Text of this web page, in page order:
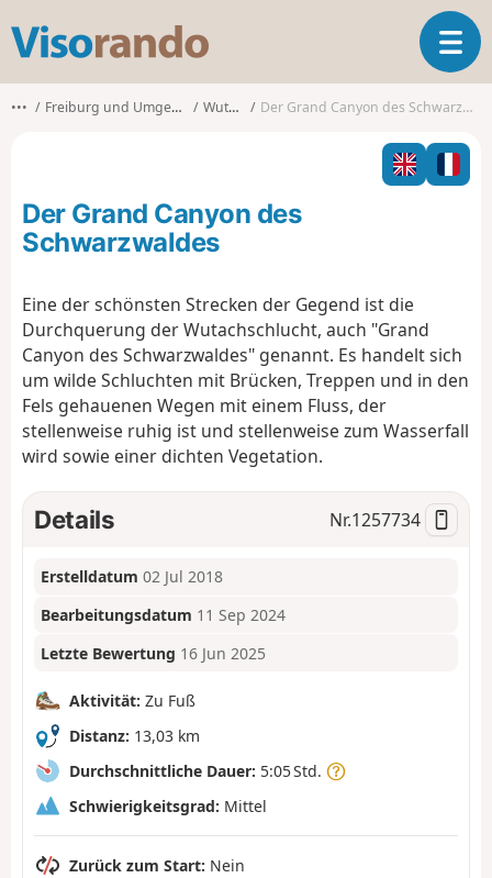
s
o
o
T
o
l
n
i
o
••• Freiburg und Umgebung Wutach Der Grand Canyon des Schwarzwaldes
Der Grand Canyon des
Schwarzwaldes
Eine der schönsten Strecken der Gegend ist die
Durchquerung der Wutachschlucht, auch "Grand
Canyon des Schwarzwaldes" genannt. Es handelt sich
um wilde Schluchten mit Brücken, Treppen und in den
Fels gehauenen Wegen mit einem Fluss, der
stellenweise ruhig ist und stellenweise zum Wasserfall
wird sowie einer dichten Vegetation.
Details Nr.1257734
Erstelldatum 02 Jul 2018
Bearbeitungsdatum 11 Sep 2024
Letzte Bewertung 16 Jun 2025
Aktivität: Zu Fuß
Distanz: 13,03 km
Durchschnittliche Dauer: 5:05 Std.
Schwierigkeitsgrad: Mittel
Zurück zum Start: Nein